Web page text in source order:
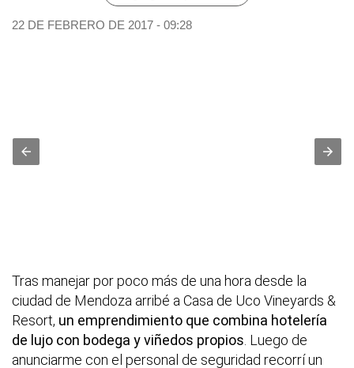
22 DE FEBRERO DE 2017 - 09:28
Tras manejar por poco más de una hora desde la
ciudad de Mendoza arribé a Casa de Uco Vineyards &
Resort, un emprendimiento que combina hotelería
de lujo con bodega y viñedos propios. Luego de
anunciarme con el personal de seguridad recorrí un